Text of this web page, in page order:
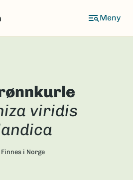
viridis
Finnes i Norge